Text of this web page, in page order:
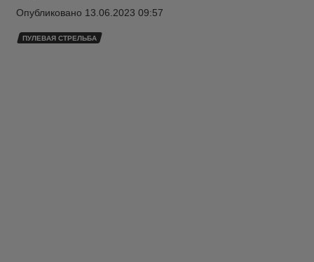
Опубликовано 13.06.2023 09:57
ПУЛЕВАЯ СТРЕЛЬБА